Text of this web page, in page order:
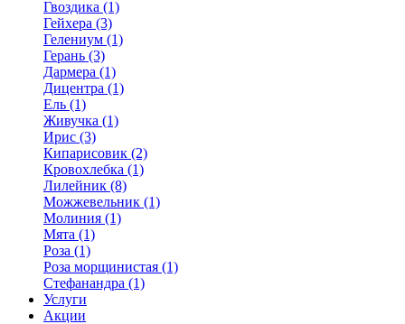
Гвоздика (1)
Гейхера (3)
Гелениум (1)
Герань (3)
Дармера (1)
Дицентра (1)
Ель (1)
Живучка (1)
Ирис (3)
Кипарисовик (2)
Кровохлебка (1)
Лилейник (8)
Можжевельник (1)
Молиния (1)
Мята (1)
Роза (1)
Роза морщинистая (1)
Стефанандра (1)
Услуги
Акции